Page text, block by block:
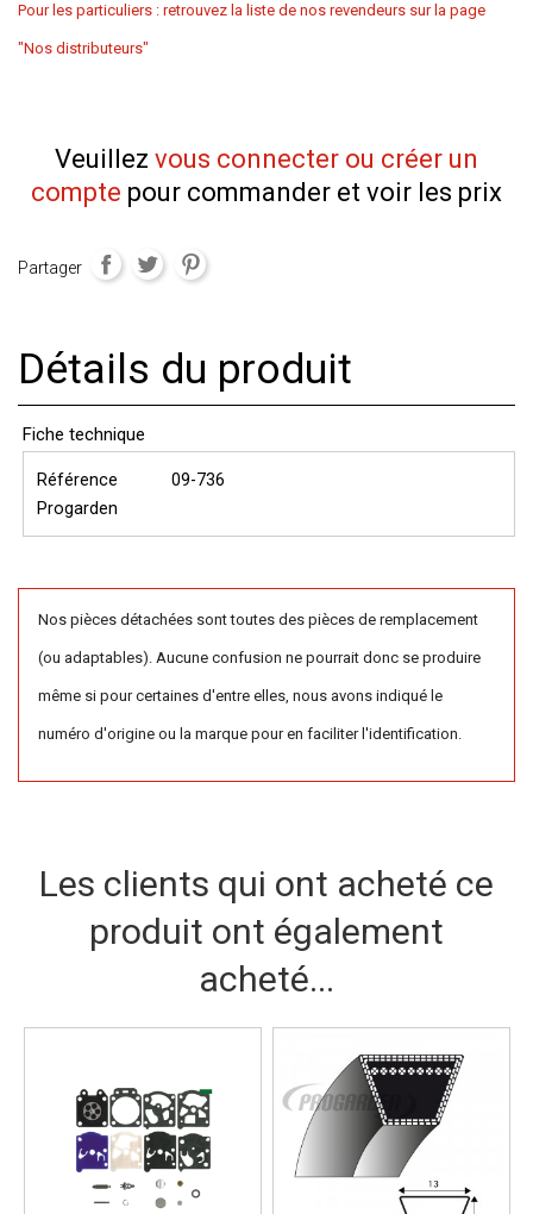
Pour les particuliers : retrouvez la liste de nos revendeurs sur la page
"Nos distributeurs"
Veuillez vous connecter ou créer un
compte pour commander et voir les prix
Partager
Détails du produit
Fiche technique
Référence
Progarden
09-736
Nos pièces détachées sont toutes des pièces de remplacement
(ou adaptables). Aucune confusion ne pourrait donc se produire
même si pour certaines d'entre elles, nous avons indiqué le
numéro d'origine ou la marque pour en faciliter l'identification.
Les clients qui ont acheté ce
produit ont également
acheté...